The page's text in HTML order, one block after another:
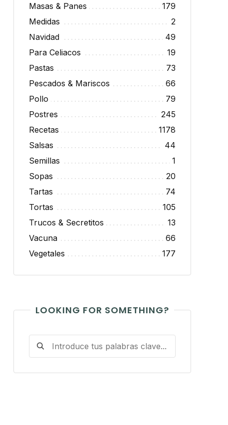
Masas & Panes
179
Medidas
2
Navidad
49
Para Celiacos
19
Pastas
73
Pescados & Mariscos
66
Pollo
79
Postres
245
Recetas
1178
Salsas
44
Semillas
1
Sopas
20
Tartas
74
Tortas
105
Trucos & Secretitos
13
Vacuna
66
Vegetales
177
LOOKING FOR SOMETHING?